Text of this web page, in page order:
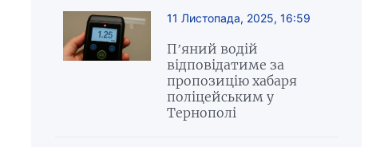
11 Листопада, 2025, 16:59
П’яний водій
відповідатиме за
пропозицію хабаря
поліцейським у
Тернополі